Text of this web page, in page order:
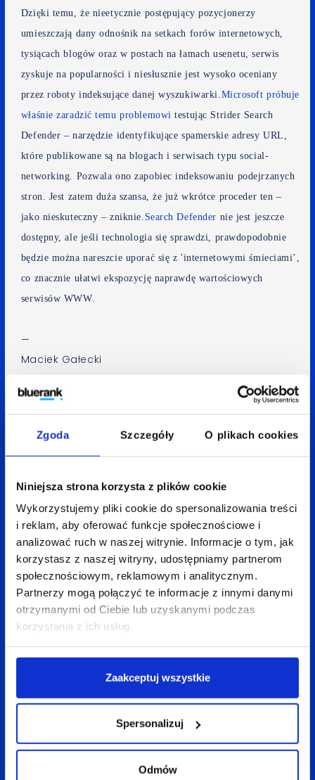
Zgoda Szczegóły O plikach cookies
Niniejsza strona korzysta z plików cookie
Wykorzystujemy pliki cookie do spersonalizowania treści
i reklam, aby oferować funkcje społecznościowe i
analizować ruch w naszej witrynie. Informacje o tym, jak
korzystasz z naszej witryny, udostępniamy partnerom
społecznościowym, reklamowym i analitycznym.
Partnerzy mogą połączyć te informacje z innymi danymi
otrzymanymi od Ciebie lub uzyskanymi podczas
korzystania z ich usług.
Zaakceptuj wszystkie
Spersonalizuj
Odmów
Dzięki temu, że nieetycznie postępujący pozycjonerzy
umieszczają dany odnośnik na setkach forów internetowych,
tysiącach blogów oraz w postach na łamach usenetu, serwis
zyskuje na popularności i niesłusznie jest wysoko oceniany
przez roboty indeksujące danej wyszukiwarki.Microsoft próbuje
właśnie zaradzić temu problemowi testując Strider Search
Defender – narzędzie identyfikujące spamerskie adresy URL,
które publikowane są na blogach i serwisach typu social-
networking. Pozwala ono zapobiec indeksowaniu podejrzanych
stron. Jest zatem duża szansa, że już wkrótce proceder ten –
jako nieskuteczny – zniknie. Search Defender nie jest jeszcze
dostępny, ale jeśli technologia się sprawdzi, prawdopodobnie
będzie można nareszcie uporać się z 'internetowymi śmieciami’,
co znacznie ułatwi ekspozycję naprawdę wartościowych
serwisów WWW.
—
Maciek Gałecki
Spodobał Ci się artykuł? Udostępnij go:
LinkedIn Facebook
X
Wróć do bloga
Zobacztakże: